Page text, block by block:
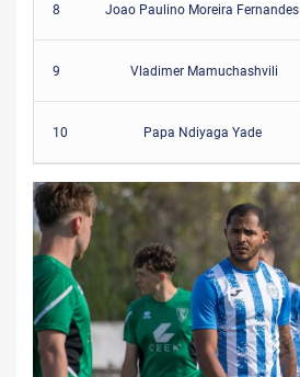
8 Joao Paulino Moreira Fernandes
9 Vladimer Mamuchashvili
10 Papa Ndiyaga Yade